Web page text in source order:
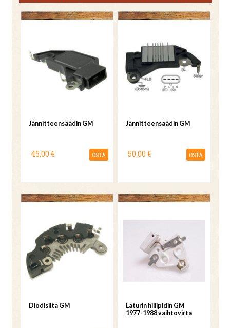
Jännitteensäädin GM
45,00 € OSTA
Jännitteensäädin GM
50,00 € OSTA
Diodisilta GM
Laturin hiilipidin GM
1977-1988 vaihtovirta